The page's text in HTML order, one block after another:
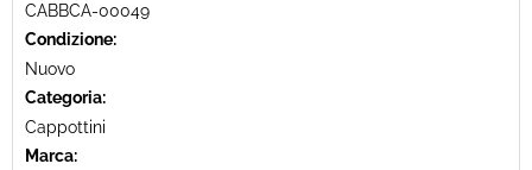
CABBCA-00049
Condizione:
Nuovo
Categoria:
Cappottini
Marca: